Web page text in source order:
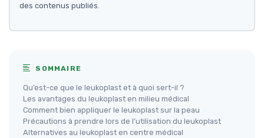
des contenus publiés.
SOMMAIRE
Qu’est-ce que le leukoplast et à quoi sert-il ?
Les avantages du leukoplast en milieu médical
Comment bien appliquer le leukoplast sur la peau
Précautions à prendre lors de l’utilisation du leukoplast
Alternatives au leukoplast en centre médical